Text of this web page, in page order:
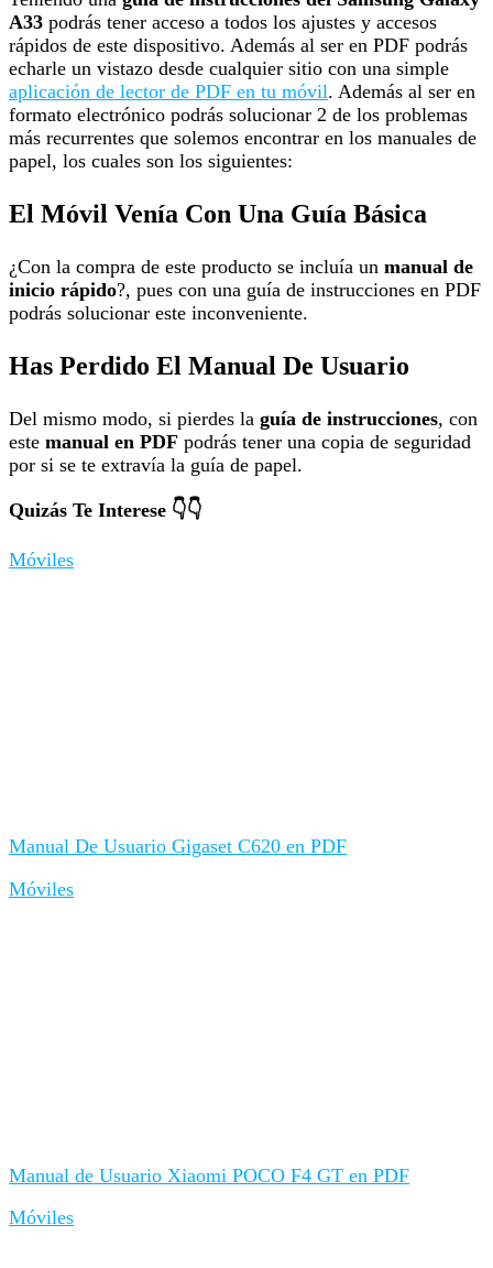
A33 podrás tener acceso a todos los ajustes y accesos
rápidos de este dispositivo. Además al ser en PDF podrás
echarle un vistazo desde cualquier sitio con una simple
aplicación de lector de PDF en tu móvil. Además al ser en
formato electrónico podrás solucionar 2 de los problemas
más recurrentes que solemos encontrar en los manuales de
papel, los cuales son los siguientes:
El Móvil Venía Con Una Guía Básica
¿Con la compra de este producto se incluía un manual de
inicio rápido?, pues con una guía de instrucciones en PDF
podrás solucionar este inconveniente.
Has Perdido El Manual De Usuario
Del mismo modo, si pierdes la guía de instrucciones, con
este manual en PDF podrás tener una copia de seguridad
por si se te extravía la guía de papel.
Quizás Te Interese 👇👇
Móviles
Manual De Usuario Gigaset C620 en PDF
Móviles
Manual de Usuario Xiaomi POCO F4 GT en PDF
Móviles